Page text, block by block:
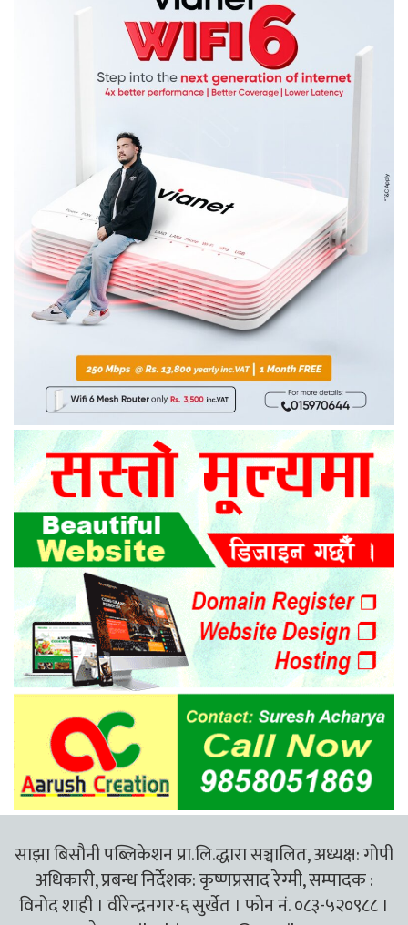
साझा बिसौनी पब्लिकेशन प्रा.लि.द्धारा सञ्चालित, अध्यक्ष: गोपी
अधिकारी, प्रबन्ध निर्देशक: कृष्णप्रसाद रेग्मी, सम्पादक :
विनोद शाही । वीरेन्द्रनगर-६ सुर्खेत । फोन नं. ०८३-५२०९८८ ।